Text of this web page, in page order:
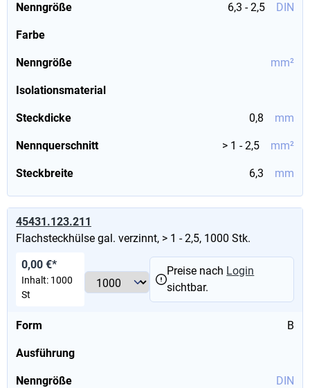
Nenngröße 6,3 - 2,5 DIN
Farbe
Nenngröße mm²
Isolationsmaterial
Steckdicke 0,8 mm
Nennquerschnitt > 1 - 2,5 mm²
Steckbreite 6,3 mm
45431.123.211
Flachsteckhülse gal. verzinnt, > 1 - 2,5, 1000 Stk.
Form B
Ausführung
Nenngröße DIN
0,00 €*
Inhalt: 1000
St
Preise nach Login
sichtbar.